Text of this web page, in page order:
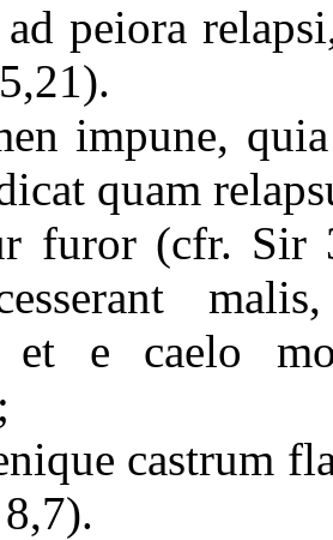
ad peiora
impune,
quam
furor (cfr. Sir
et e caelo
castrum